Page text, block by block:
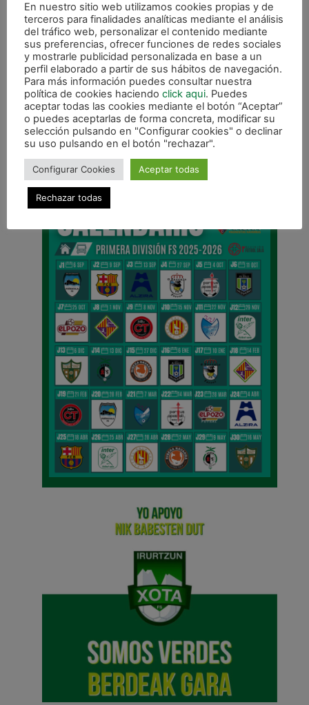
ANTERIOR
Xota B realiza un buen partido pero pierde (4-2) ante Lauburu
CALENDARIO DE LIGA
En nuestro sitio web utilizamos cookies propias y de
terceros para finalidades analíticas mediante el análisis
del tráfico web, personalizar el contenido mediante
sus preferencias, ofrecer funciones de redes sociales
y mostrarle publicidad personalizada en base a un
perfil elaborado a partir de sus hábitos de navegación.
Para más información puedes consultar nuestra
política de cookies haciendo click aqui. Puedes
aceptar todas las cookies mediante el botón “Aceptar”
o puedes aceptarlas de forma concreta, modificar su
selección pulsando en "Configurar cookies" o declinar
su uso pulsando en el botón "rechazar".
Configurar Cookies Aceptar todas
Rechazar todas